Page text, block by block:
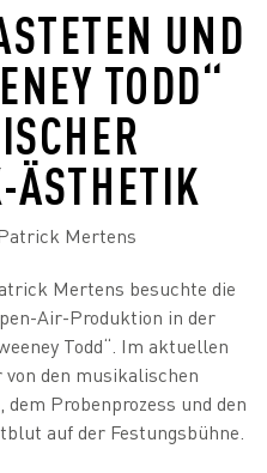
UND
TODD“
ÄSTHETIK
Mertens
Mertens besuchte die
Air-Produktion in der
Todd“. Im aktuellen
den musikalischen
Probenprozess und den
auf der Festungsbühne.